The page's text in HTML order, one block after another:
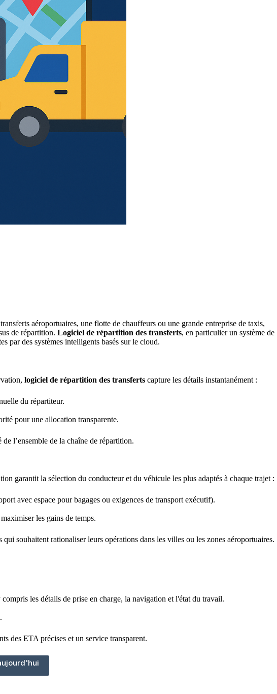
aéroportuaires, une flotte de chauffeurs ou une grande entreprise de taxis,
de répartition. Logiciel de répartition des transferts, en particulier un système de
par des systèmes intelligents basés sur le cloud.
logiciel de répartition des transferts capture les détails instantanément :
du répartiteur.
pour une allocation transparente.
l’ensemble de la chaîne de répartition.
garantit la sélection du conducteur et du véhicule les plus adaptés à chaque trajet :
avec espace pour bagages ou exigences de transport exécutif).
les gains de temps.
souhaitent rationaliser leurs opérations dans les villes ou les zones aéroportuaires.
les détails de prise en charge, la navigation et l'état du travail.
des ETA précises et un service transparent.